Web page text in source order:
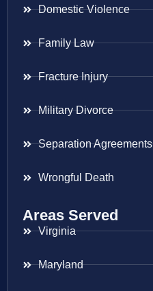
Domestic Violence
Family Law
Fracture Injury
Military Divorce
Separation Agreements
Wrongful Death
Areas Served
Virginia
Maryland